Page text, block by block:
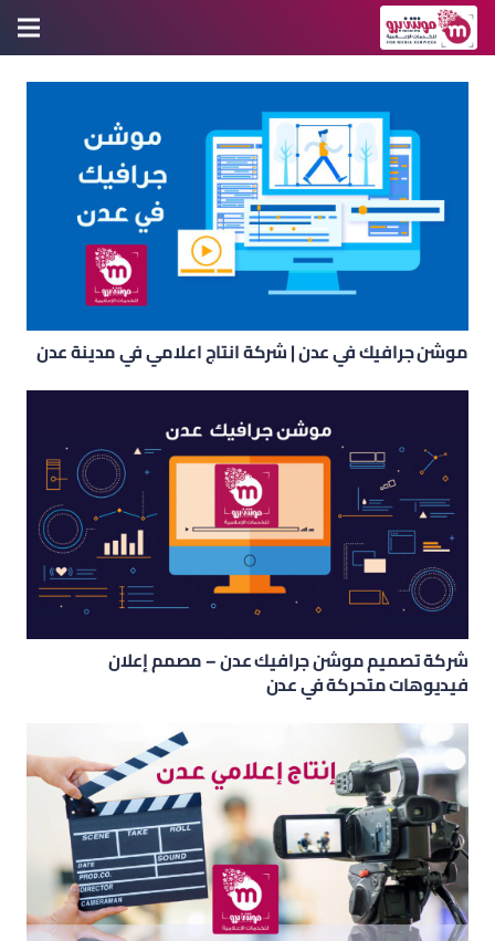
موشن جرافيك في عدن | شركة انتاج اعلامي في مدينة عدن
شركة تصميم موشن جرافيك عدن – مصمم إعلان
فيديوهات متحركة في عدن